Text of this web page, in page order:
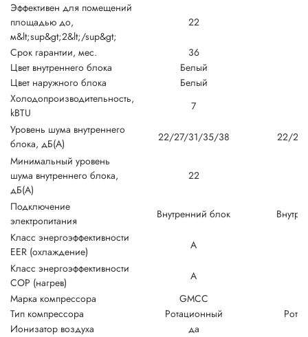
Эффективен для помещений
площадью до,
м&lt;sup&gt;2&lt;/sup&gt;
22
Срок гарантии, мес. 36
Цвет внутреннего блока
Белый
Цвет наружного блока
Белый
Холодопроизводительность,
kBTU
7
Уровень шума внутреннего
блока, дБ(А)
22/27/31/35/38
22/
Минимальный уровень
шума внутреннего блока,
дБ(А)
22
Подключение
электропитания
Внутренний блок
Класс энергоэффективности
EER (охлаждение)
A
Класс энергоэффективности
COP (нагрев)
A
Марка компрессора
GMCC
Тип компрессора
Ротационный
Ионизатор воздуха
да